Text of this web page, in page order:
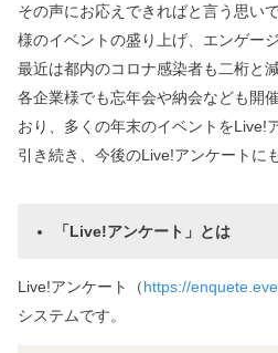
その声にお応えできればと言う思い
様のイベントの盛り上げ、エンゲー
最近は都内のコロナ感染者も二桁と
各企業様でも忘年会や納会なども開
おり、多くの年末のイベントをLive!
引き続き、今後のLive!アンケートに
「Live!アンケート」とは
Live!アンケート（https://
システムです。